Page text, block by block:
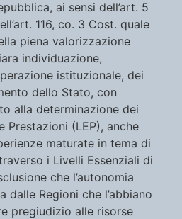
ai sensi dell’art. 5
116, co. 3 Cost. quale
piena valorizzazione
individuazione,
istituzionale, dei
dello Stato, con
alla determinazione dei
Prestazioni (LEP), anche
maturate in tema di
i Livelli Essenziali di
che l’autonomia
Regioni che l’abbiano
pregiudizio alle risorse